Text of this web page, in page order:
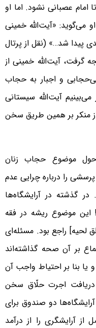
امام عصبانی نشود. اما او
می‌گوید: «آیت‌الله خمینی
پیدا شد…» (نقل از پرتال
گرفت، آیت‌الله خمینی از
و اجبار به حجاب
آیت‌الله سیستانی
منکر بر همین طریق سخن
موضوع حجاب زنان
را درباره چرایی عدم
گذشته در آرایشگاه‌ها
این موضوع ریشه در فقه
راجع بود. مسئله‌ای
بر آن صحه گذاشته‌اند
یا بنا بر احتیاط واجب آن
دریافت اجرت حلّاق سخن
دو صندوق برای
آرایشگری را از درآمد